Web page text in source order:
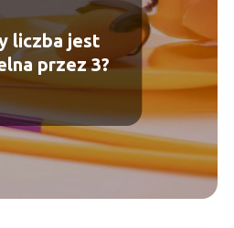
liczba jest
przez 3?